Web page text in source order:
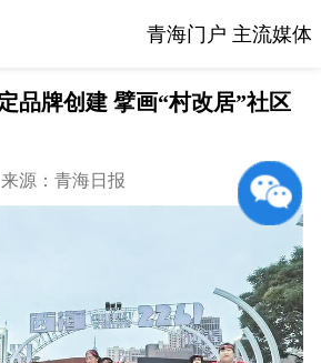
青海门户 主流媒体
品牌创建 擘画“村改居”社区
来源：青海日报